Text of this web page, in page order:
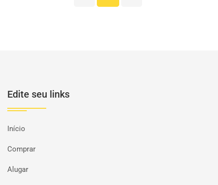
Edite seu links
Início
Comprar
Alugar